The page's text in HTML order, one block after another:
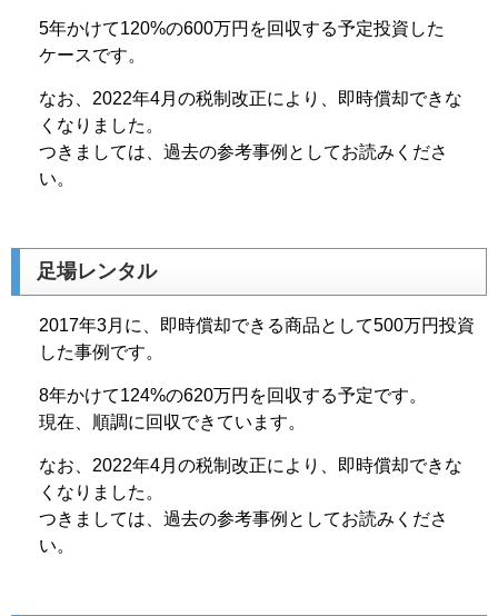
5年かけて120%の600万円を回収する予定投資した
ケースです。
なお、2022年4月の税制改正により、即時償却できな
くなりました。
つきましては、過去の参考事例としてお読みくださ
い。
足場レンタル
2017年3月に、即時償却できる商品として500万円投資
した事例です。
8年かけて124%の620万円を回収する予定です。
現在、順調に回収できています。
なお、2022年4月の税制改正により、即時償却できな
くなりました。
つきましては、過去の参考事例としてお読みくださ
い。